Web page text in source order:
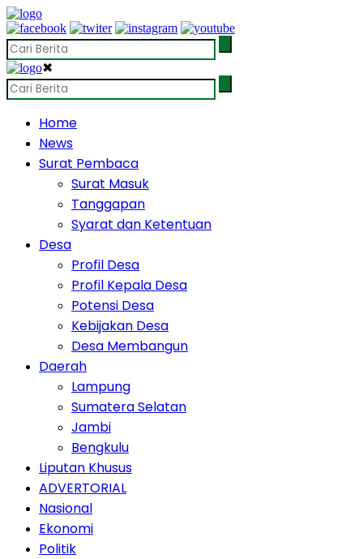
✖
Home
News
Surat Pembaca
Surat Masuk
Tanggapan
Syarat dan Ketentuan
Desa
Profil Desa
Profil Kepala Desa
Potensi Desa
Kebijakan Desa
Desa Membangun
Daerah
Lampung
Sumatera Selatan
Jambi
Bengkulu
Liputan Khusus
ADVERTORIAL
Nasional
Ekonomi
Politik